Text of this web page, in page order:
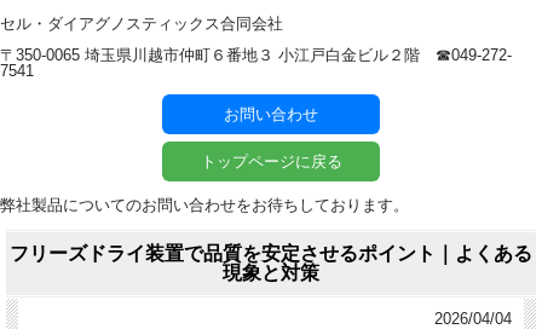
セル・ダイアグノスティックス合同会社
〒350-0065 埼玉県川越市仲町６番地３ 小江戸白金ビル２階 ☎︎049-272-
7541
お問い合わせ
トップページに戻る
弊社製品についてのお問い合わせをお待ちしております。
フリーズドライ装置で品質を安定させるポイント｜よくある
現象と対策
2026/04/04